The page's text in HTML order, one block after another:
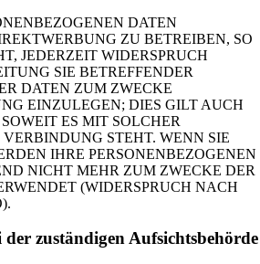
DATEN
ZU BETREIBEN, SO
JEDERZEIT WIDERSPRUCH
SIE BETREFFENDER
DATEN ZUM ZWECKE
EINZULEGEN; DIES GILT AUCH
ES MIT SOLCHER
STEHT. WENN SIE
IHRE PERSONENBEZOGENEN
NICHT MEHR ZUM ZWECKE DER
(WIDERSPRUCH NACH
der zuständigen Aufsichts­behörde